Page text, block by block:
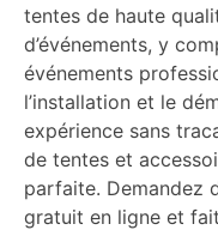
tentes de haute
d’événements, y
événements
l’installation et le
expérience sans
de tentes et
parfaite. Demandez
gratuit en ligne et